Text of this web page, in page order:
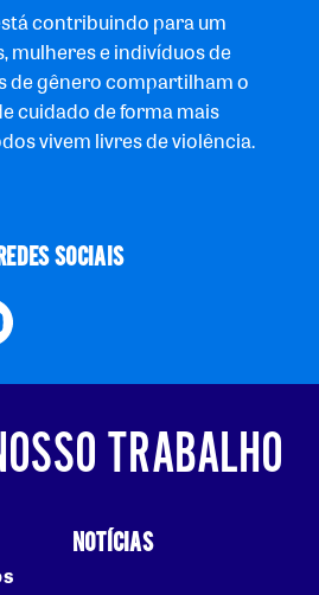
contribuindo para um
mulheres e indivíduos de
de gênero compartilham o
cuidado de forma mais
vivem livres de violência.
SOCIAIS
TRABALHO
NOTÍCIAS